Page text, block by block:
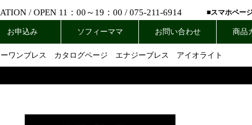
/ OPEN 11：00～19：00 / 075-211-6914 ■スマホペー
お申込み ソフィーママ お問い合わせ 商品
ーワンブレス カタログページ エナジーブレス アイオライト